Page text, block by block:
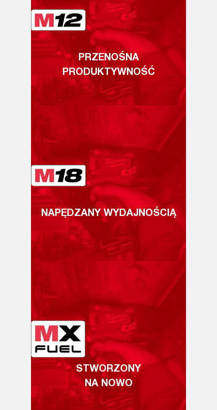
PRZENOŚNA
PRODUKTYWNOŚĆ
NAPĘDZANY WYDAJNOŚCIĄ
STWORZONY
NA NOWO